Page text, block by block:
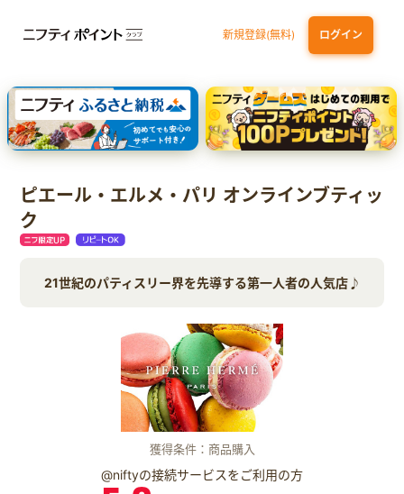
新規登録(無料) ログイン
三井住友カード ゴールド（NL）（家族カード発行） dカード GOLD
【実質初月無料】DMM | Disney+(ディズニープラス) セットプラン
SBI証券 確定拠出年金（iDeCo）
ピエール・エルメ・パリ オンラインブティッ
ク
21世紀のパティスリー界を先導する第一人者の人気店♪
獲得条件：商品購入
@niftyの接続サービスをご利用の方